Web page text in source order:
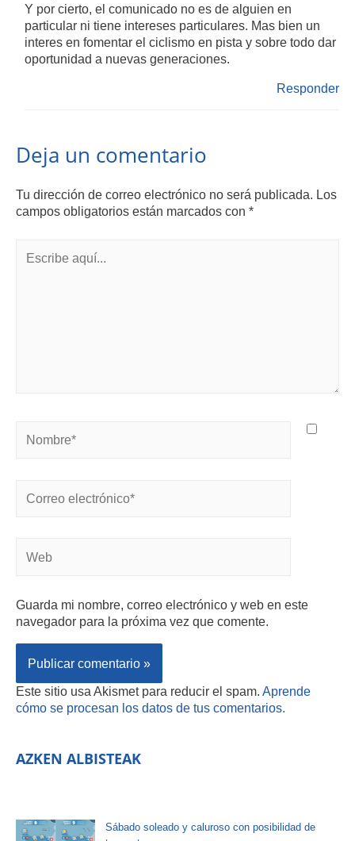
Y por cierto, el comunicado no es de alguien en
particular ni tiene intereses particulares. Mas bien un
interes en fomentar el ciclismo en pista y sobre todo dar
oportunidad a nuevas generaciones.
Responder
Deja un comentario
Tu dirección de correo electrónico no será publicada. Los
campos obligatorios están marcados con *
Guarda mi nombre, correo electrónico y web en este
navegador para la próxima vez que comente.
Este sitio usa Akismet para reducir el spam. Aprende
cómo se procesan los datos de tus comentarios.
AZKEN ALBISTEAK
Sábado soleado y caluroso con posibilidad de